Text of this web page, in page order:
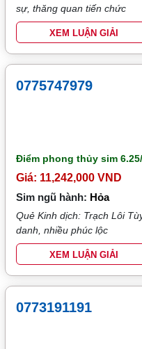
sự, thăng quan tiến chức
XEM LUẬN GIẢI
0775747979
Điểm phong thủy sim
Giá: 11,242,000 VND
Sim ngũ hành: Hỏa
Quẻ Kinh dịch: Trạch Lôi
danh, nhiều phúc lộc
XEM LUẬN GIẢI
0773191191